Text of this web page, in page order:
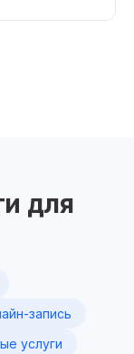
для
запись
услуги